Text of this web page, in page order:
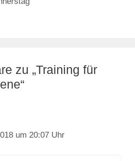
zu „Training für
um 20:07 Uhr